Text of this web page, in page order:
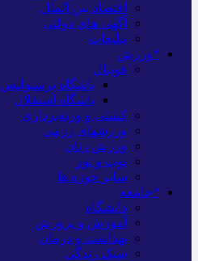
اقتصاد بین الملل
آگهی های دولتی
تبلیغات
*ورزش
فوتبال
باشگاه پرسپولیس
باشگاه استقلال
کشتی و وزنه‌برداری
ورزشهای رزمی
ورزش زنان
توپ و تور
سایر حوزه ها
*جامعه
دانشگاه
آموزش و پرورش
بهداشت و درمان
سبک زندگی